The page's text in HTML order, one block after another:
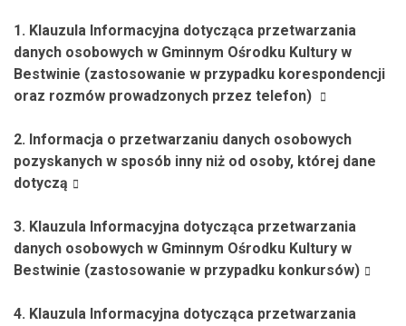
1. Klauzula Informacyjna dotycząca przetwarzania
danych osobowych w Gminnym Ośrodku Kultury w
Bestwinie (zastosowanie w przypadku korespondencji
oraz rozmów prowadzonych przez telefon)
2. Informacja o przetwarzaniu danych osobowych
pozyskanych w sposób inny niż od osoby, której dane
dotyczą
3. Klauzula Informacyjna dotycząca przetwarzania
danych osobowych w Gminnym Ośrodku Kultury w
Bestwinie (zastosowanie w przypadku konkursów)
4. Klauzula Informacyjna dotycząca przetwarzania